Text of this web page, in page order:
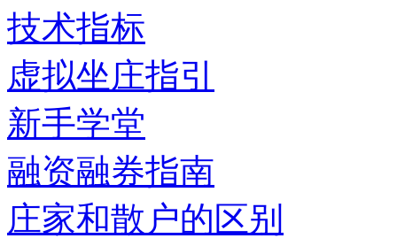
技术指标
虚拟坐庄指引
新手学堂
融资融券指南
庄家和散户的区别